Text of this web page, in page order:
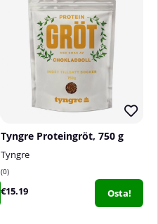
Tyngre Proteingröt, 750 g
Tyngre
0
€15.19 Osta!